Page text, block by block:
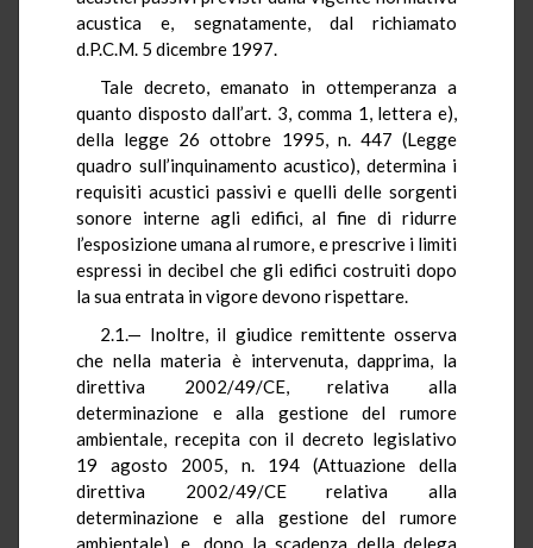
acustica e, segnatamente, dal richiamato
d.P.C.M. 5 dicembre 1997.
Tale decreto, emanato in ottemperanza a
quanto disposto dall’art. 3, comma 1, lettera e),
della legge 26 ottobre 1995, n. 447 (Legge
quadro sull’inquinamento acustico), determina i
requisiti acustici passivi e quelli delle sorgenti
sonore interne agli edifici, al fine di ridurre
l’esposizione umana al rumore, e prescrive i limiti
espressi in decibel che gli edifici costruiti dopo
la sua entrata in vigore devono rispettare.
2.1.— Inoltre, il giudice remittente osserva
che nella materia è intervenuta, dapprima, la
direttiva 2002/49/CE, relativa alla
determinazione e alla gestione del rumore
ambientale, recepita con il decreto legislativo
19 agosto 2005, n. 194 (Attuazione della
direttiva 2002/49/CE relativa alla
determinazione e alla gestione del rumore
ambientale), e, dopo la scadenza della delega